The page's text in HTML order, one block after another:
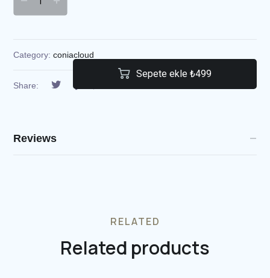
Sepete ekle ₺499
Category:coniacloud
Share:
Reviews
RELATED
Related products